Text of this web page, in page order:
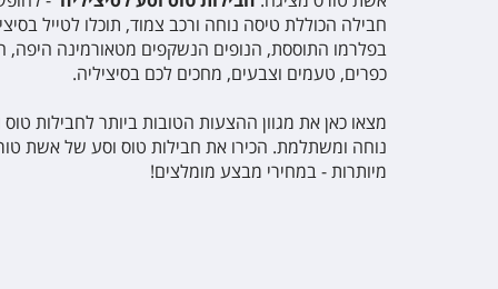
חבילה הכוללת טיסה נוחה ורכב צמוד, תוכלו לטייל
בפלרמו התוססת, הנופים הנשקפים מטאורמינה היפה,
כפרים, טעמים וצבעים, מחכים לכם בסיציליה.
מצאו כאן את מגוון ההצעות הטובות ביותר לחבילות טוס
נוחה ומשתלמת. הכירו את חבילות טוס וסע של אשת
מיותרות - במחירי מבצע מומלצים!